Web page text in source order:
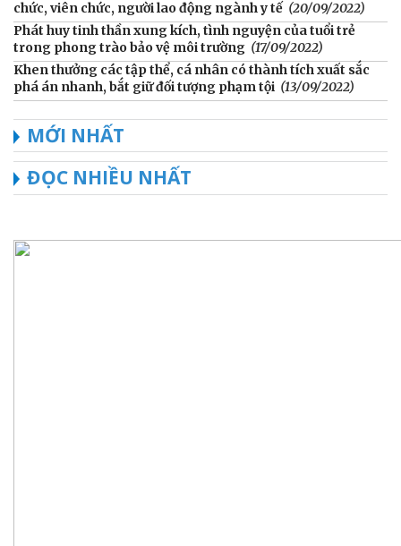
chức, viên chức, người lao động ngành y tế (20/09/2022)
Phát huy tinh thần xung kích, tình nguyện của tuổi trẻ
trong phong trào bảo vệ môi trường (17/09/2022)
Khen thưởng các tập thể, cá nhân có thành tích xuất sắc
phá án nhanh, bắt giữ đối tượng phạm tội (13/09/2022)
MỚI NHẤT
ĐỌC NHIỀU NHẤT